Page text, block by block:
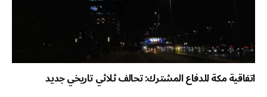
اتفاقية مكة للدفاع المشترك: تحالف ثلاثي تاريخي جديد